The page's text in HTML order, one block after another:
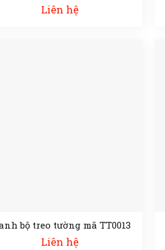
Liên hệ
bộ treo tường mã TT0013
Liên hệ